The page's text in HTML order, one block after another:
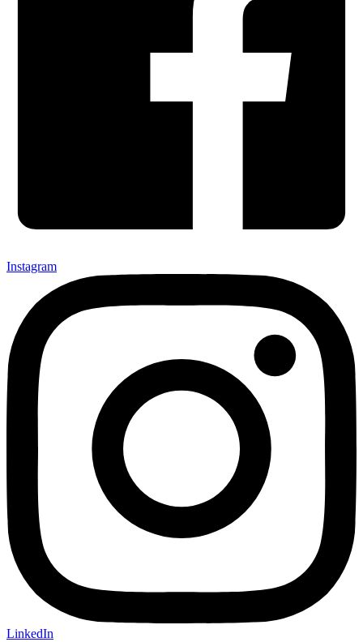
Instagram
LinkedIn